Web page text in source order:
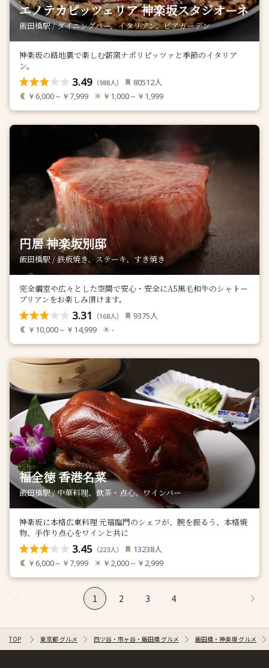
エノテカピッツェリア 神楽坂スタジオーネ
飯田橋駅 / ダイニングバー、イタリアン、ビアガーデン
神楽坂の路地裏で楽しむ薪窯ナポリピッツァと季節のイタリア
ン。
3.49 （988人） 80512人
￥6,000～￥7,999 ￥1,000～￥1,999
円居 神楽坂別邸
飯田橋駅 / 鉄板焼き、ステーキ、すき焼き
完全個室や広々とした空間で安心・安全にA5黒毛和牛のシャトー
ブリアンをお楽しみ頂けます。
3.31 （168人） 9375人
￥10,000～￥14,999 -
福全徳 香港名菜
飯田橋駅 / 中華料理、飲茶・点心、ワインバー
神楽坂に本格広東料理 元福臨門のシェフが、腕を振るう、本格焼
物、手作り点心をワインと共に
3.45 （223人） 13238人
￥6,000～￥7,999 ￥2,000～￥2,999
1 2 3 4
TOP 東京都 グルメ 四ツ谷・市ヶ谷・飯田橋 グルメ 飯田橋・神楽坂 グルメ